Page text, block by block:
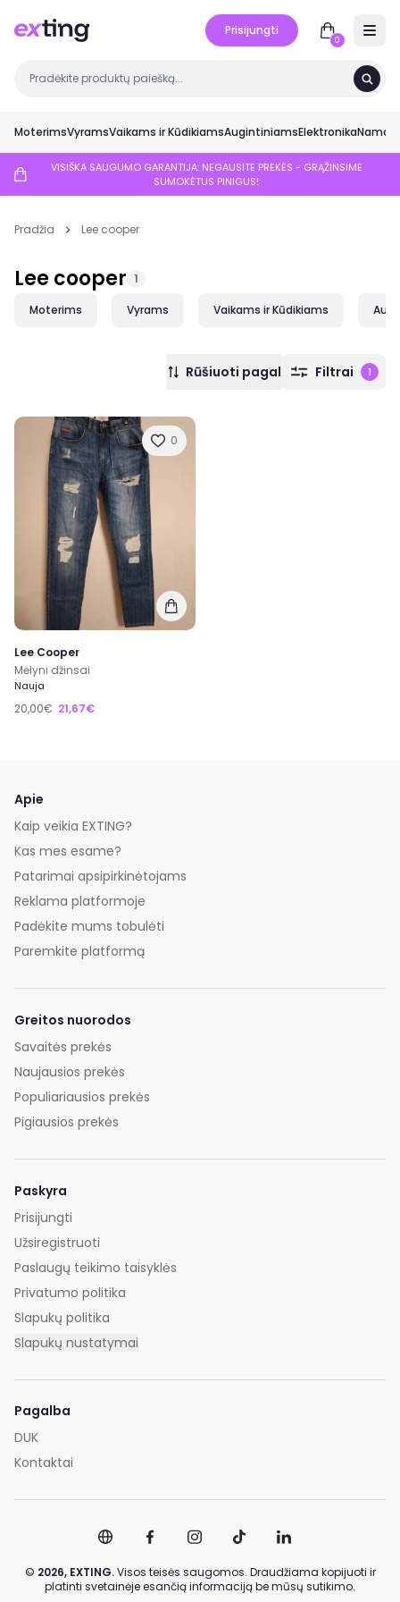
Prisijungti
0
MoterimsVyramsVaikams ir KūdikiamsAugintiniamsElektronikaNamai
VISIŠKA SAUGUMO GARANTIJA: NEGAUSITE PREKĖS - GRĄŽINSIME
SUMOKĖTUS PINIGUS!
Pradžia Lee cooper
Lee cooper 1
Moterims Vyrams Vaikams ir Kūdikiams
Rūšiuoti pagal Filtrai 1
0
Lee Cooper
Mėlyni džinsai
Nauja
20,00€ 21,67€
Apie
Kaip veikia EXTING?
Kas mes esame?
Patarimai apsipirkinėtojams
Reklama platformoje
Padėkite mums tobulėti
Paremkite platformą
Greitos nuorodos
Savaitės prekės
Naujausios prekės
Populiariausios prekės
Pigiausios prekės
Paskyra
Prisijungti
Užsiregistruoti
Paslaugų teikimo taisyklės
Privatumo politika
Slapukų politika
Slapukų nustatymai
Pagalba
DUK
Kontaktai
© 2026, EXTING.Visos teisės saugomos. Draudžiama kopijuoti ir
platinti svetainėje esančią informaciją be mūsų sutikimo.